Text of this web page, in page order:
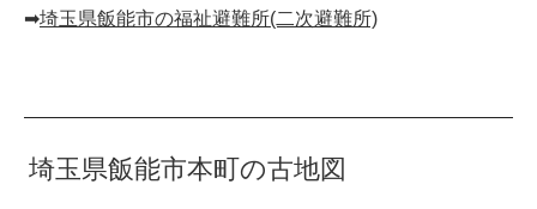
➡︎埼玉県飯能市の福祉避難所(二次避難所)
埼玉県飯能市本町の古地図